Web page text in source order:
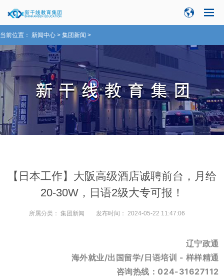
当前位置： 新闻中心 > 集团新闻 >
【日本工作】大阪高级酒店诚聘前台，月给
20-30W，日语2级大专可报！
所属分类： 集团新闻 发布时间： 2024-05-22 11:47:06
辽宁政通
海外就业/出国留学/日语培训 - 样样精通
咨询热线：024-31627112